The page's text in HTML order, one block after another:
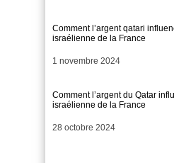
Comment l’argent qatari
israélienne de la France
Date
1 novembre 2024
Comment l’argent du Qatar
israélienne de la France
Date
28 octobre 2024